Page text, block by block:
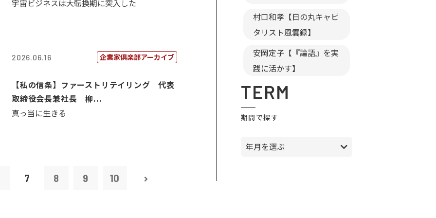
宇宙ビジネスは大転換期に突入した
2026.06.16 企業家倶楽部アーカイブ
【私の信条】ファーストリテイリング 代表
取締役会長兼社長 柳...
真っ当に生きる
7 8 9 10
村口和孝【日の丸キャピ
タリスト風雲録】
安岡定子【『論語』を実
践に活かす】
TERM
期間で探す
年月を選ぶ